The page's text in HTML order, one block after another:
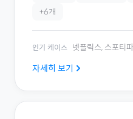
+6개
인기 케이스 넷플릭스, 스포티
자세히 보기